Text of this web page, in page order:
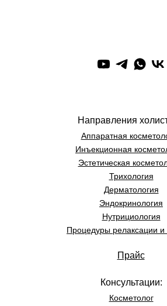
Направления
Консультации:
Эстетическая
Косметолог
Процедуры релаксации
Нутрициология
Эндокринология
Дерматология
Трихология
Инъекционная
Аппаратная
Прайс